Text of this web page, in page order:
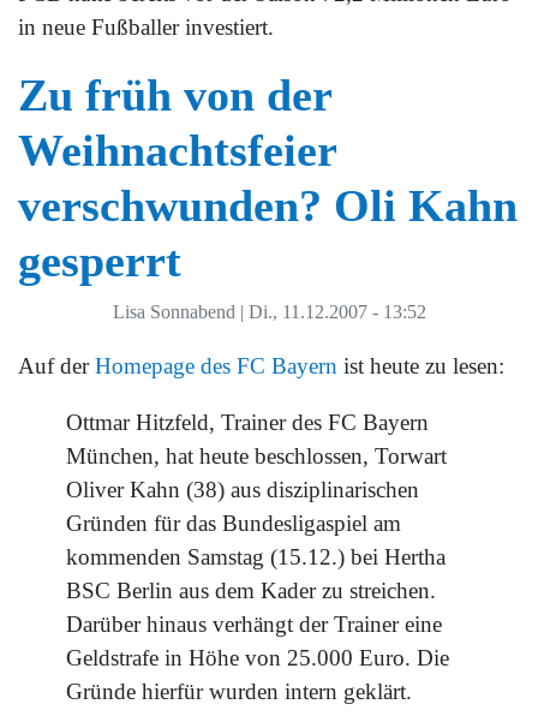
in neue Fußballer investiert.
Zu früh von der
Weihnachtsfeier
verschwunden? Oli Kahn
gesperrt
Lisa Sonnabend | Di., 11.12.2007 - 13:52
Auf derHomepage des FC Bayern ist heute zu lesen:
Ottmar Hitzfeld, Trainer des FC Bayern
München, hat heute beschlossen, Torwart
Oliver Kahn (38) aus disziplinarischen
Gründen für das Bundesligaspiel am
kommenden Samstag (15.12.) bei Hertha
BSC Berlin aus dem Kader zu streichen.
Darüber hinaus verhängt der Trainer eine
Geldstrafe in Höhe von 25.000 Euro. Die
Gründe hierfür wurden intern geklärt.